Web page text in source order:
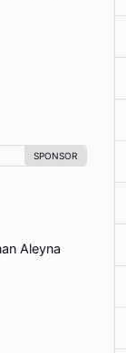
Aleyna